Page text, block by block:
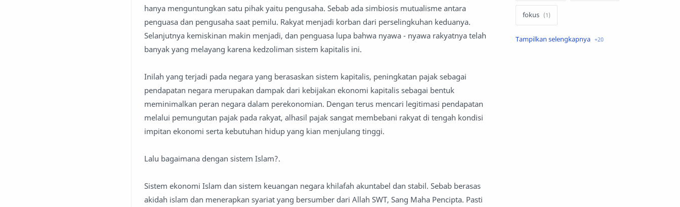
hanya menguntungkan satu pihak yaitu pengusaha. Sebab ada simbiosis mutualisme antara
penguasa dan pengusaha saat pemilu. Rakyat menjadi korban dari perselingkuhan keduanya.
Selanjutnya kemiskinan makin menjadi, dan penguasa lupa bahwa nyawa - nyawa rakyatnya telah
banyak yang melayang karena kedzoliman sistem kapitalis ini.
Inilah yang terjadi pada negara yang berasaskan sistem kapitalis, peningkatan pajak sebagai
pendapatan negara merupakan dampak dari kebijakan ekonomi kapitalis sebagai bentuk
meminimalkan peran negara dalam perekonomian. Dengan terus mencari legitimasi pendapatan
melalui pemungutan pajak pada rakyat, alhasil pajak sangat membebani rakyat di tengah kondisi
impitan ekonomi serta kebutuhan hidup yang kian menjulang tinggi.
Lalu bagaimana dengan sistem Islam?.
Sistem ekonomi Islam dan sistem keuangan negara khilafah akuntabel dan stabil. Sebab berasas
akidah islam dan menerapkan syariat yang bersumber dari Allah SWT, Sang Maha Pencipta. Pasti
fokus
hukum internasional